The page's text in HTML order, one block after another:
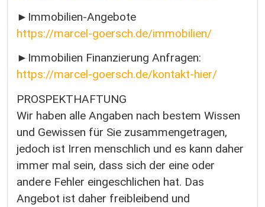
►Immobilien-Angebote
https://marcel-goersch.de/immobilien/
►Immobilien Finanzierung Anfragen:
https://marcel-goersch.de/kontakt-hier/
PROSPEKTHAFTUNG
Wir haben alle Angaben nach bestem Wissen
und Gewissen für Sie zusammengetragen,
jedoch ist Irren menschlich und es kann daher
immer mal sein, dass sich der eine oder
andere Fehler eingeschlichen hat. Das
Angebot ist daher freibleibend und